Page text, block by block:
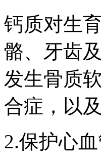
钙质对生
骼、牙齿
发生骨质
合症，以
2.保护心